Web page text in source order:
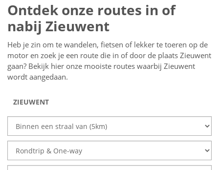
Ontdek onze routes in of
nabij Zieuwent
Heb je zin om te wandelen, fietsen of lekker te toeren op de
motor en zoek je een route die in of door de plaats Zieuwent
gaan? Bekijk hier onze mooiste routes waarbij Zieuwent
wordt aangedaan.